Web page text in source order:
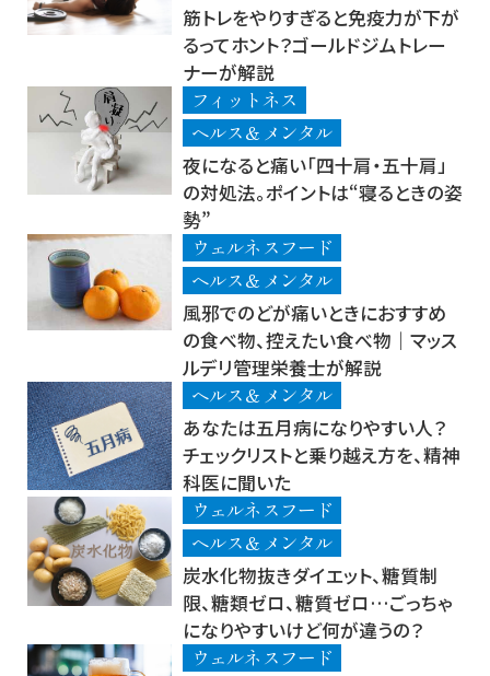
筋トレをやりすぎると免疫力が下が
るってホント？ゴールドジムトレー
ナーが解説
フィットネス
ヘルス＆メンタル
夜になると痛い「四十肩・五十肩」
の対処法。ポイントは“寝るときの姿
勢”
ウェルネスフード
ヘルス＆メンタル
風邪でのどが痛いときにおすすめ
の食べ物、控えたい食べ物｜マッス
ルデリ管理栄養士が解説
ヘルス＆メンタル
あなたは五月病になりやすい人？
チェックリストと乗り越え方を、精神
科医に聞いた
ウェルネスフード
ヘルス＆メンタル
炭水化物抜きダイエット、糖質制
限、糖類ゼロ、糖質ゼロ…ごっちゃ
になりやすいけど何が違うの？
ウェルネスフード